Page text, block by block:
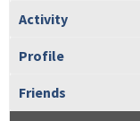
Activity
Profile
Friends